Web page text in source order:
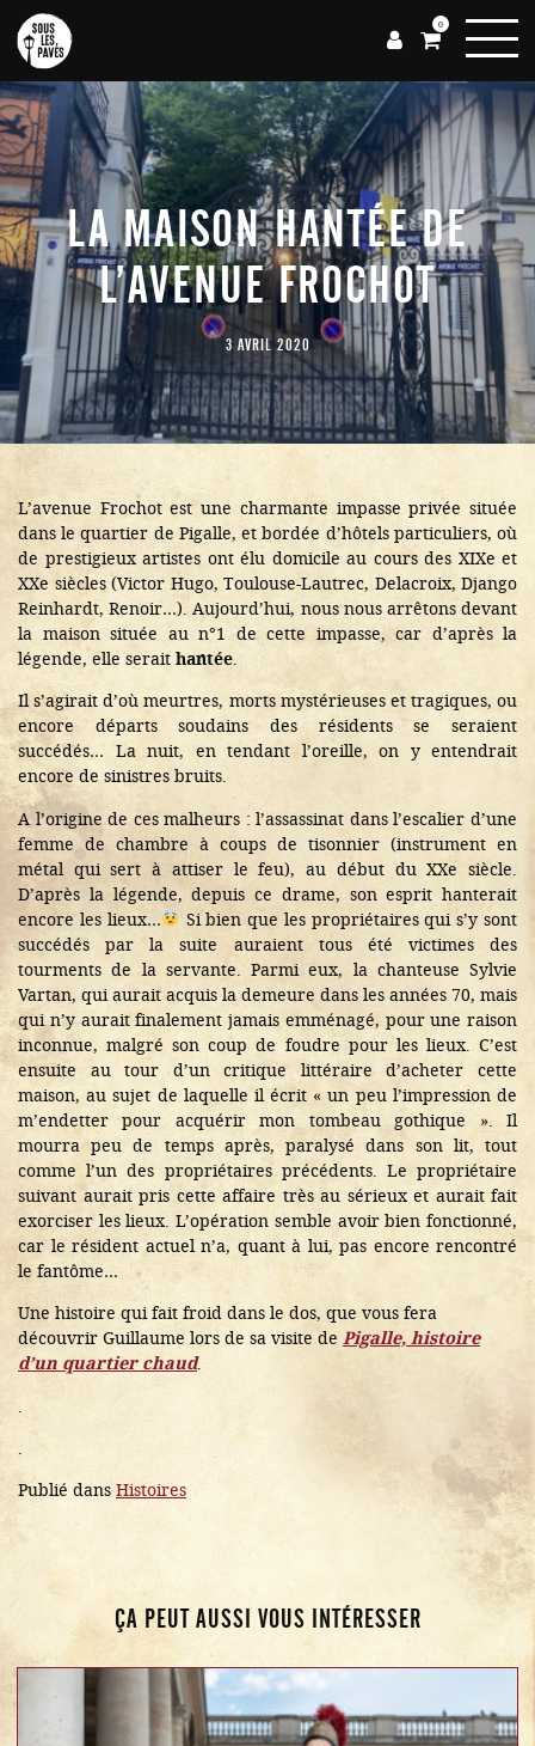
0
LA MAISON HANTÉE DE
L’AVENUE FROCHOT
3 AVRIL 2020
L’avenue Frochot est une charmante impasse privée située
dans le quartier de Pigalle, et bordée d’hôtels particuliers, où
de prestigieux artistes ont élu domicile au cours des XIXe et
XXe siècles (Victor Hugo, Toulouse-Lautrec, Delacroix, Django
Reinhardt, Renoir…). Aujourd’hui, nous nous arrêtons devant
la maison située au n°1 de cette impasse, car d’après la
légende, elle serait hantée.
Il s’agirait d’où meurtres, morts mystérieuses et tragiques, ou
encore départs soudains des résidents se seraient
succédés… La nuit, en tendant l’oreille, on y entendrait
encore de sinistres bruits.
A l’origine de ces malheurs : l’assassinat dans l’escalier d’une
femme de chambre à coups de tisonnier (instrument en
métal qui sert à attiser le feu), au début du XXe siècle.
D’après la légende, depuis ce drame, son esprit hanterait
encore les lieux…
Si bien que les propriétaires qui s’y sont
succédés par la suite auraient tous été victimes des
tourments de la servante. Parmi eux, la chanteuse Sylvie
Vartan, qui aurait acquis la demeure dans les années 70, mais
qui n’y aurait finalement jamais emménagé, pour une raison
inconnue, malgré son coup de foudre pour les lieux. C’est
ensuite au tour d’un critique littéraire d’acheter cette
maison, au sujet de laquelle il écrit « un peu l’impression de
m’endetter pour acquérir mon tombeau gothique ». Il
mourra peu de temps après, paralysé dans son lit, tout
comme l’un des propriétaires précédents. Le propriétaire
suivant aurait pris cette affaire très au sérieux et aurait fait
exorciser les lieux. L’opération semble avoir bien fonctionné,
car le résident actuel n’a, quant à lui, pas encore rencontré
le fantôme…
Une histoire qui fait froid dans le dos, que vous fera
découvrir Guillaume lors de sa visite de Pigalle, histoire
d’un quartier chaud.
.
Publié dans Histoires
ÇA PEUT AUSSI VOUS INTÉRESSER